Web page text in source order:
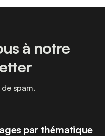
par thématique
à notre
spam.